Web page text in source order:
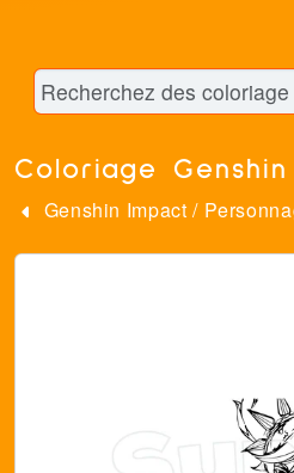
Coloriage
Genshin Impact /